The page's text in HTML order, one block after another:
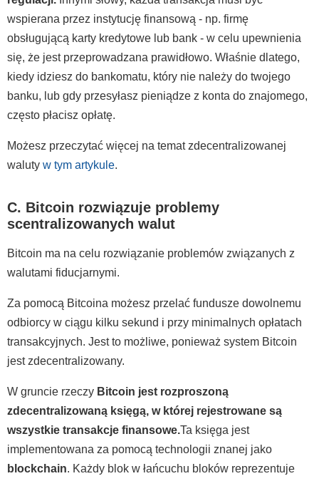
wspierana przez instytucję finansową - np. firmę
obsługującą karty kredytowe lub bank - w celu upewnienia
się, że jest przeprowadzana prawidłowo. Właśnie dlatego,
kiedy idziesz do bankomatu, który nie należy do twojego
banku, lub gdy przesyłasz pieniądze z konta do znajomego,
często płacisz opłatę.
Możesz przeczytać więcej na temat zdecentralizowanej
waluty w tym artykule.
C. Bitcoin rozwiązuje problemy
scentralizowanych walut
Bitcoin ma na celu rozwiązanie problemów związanych z
walutami fiducjarnymi.
Za pomocą Bitcoina możesz przelać fundusze dowolnemu
odbiorcy w ciągu kilku sekund i przy minimalnych opłatach
transakcyjnych. Jest to możliwe, ponieważ system Bitcoin
jest zdecentralizowany.
W gruncie rzeczy Bitcoin jest rozproszoną
zdecentralizowaną księgą, w której rejestrowane są
wszystkie transakcje finansowe.Ta księga jest
implementowana za pomocą technologii znanej jako
blockchain. Każdy blok w łańcuchu bloków reprezentuje